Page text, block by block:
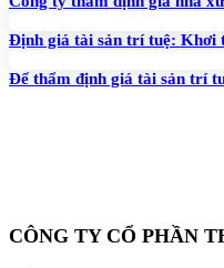
Định giá tài sản trí tuệ: Khơi
Để thẩm định giá tài sản trí
CÔNG TY CỔ PHẦN